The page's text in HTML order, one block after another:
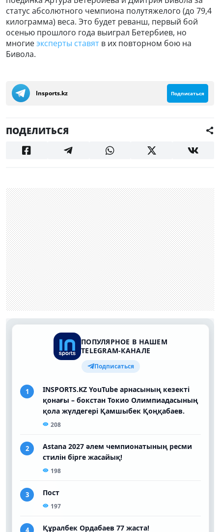
статус абсолютного чемпиона полутяжелого (до 79,4
килограмма) веса. Это будет реванш, первый бой
осенью прошлого года выиграл Бетербиев, но
многиеэксперты ставят в их повторном бою на
Бивола.
Insports.kz Подписаться
ПОДЕЛИТЬСЯ